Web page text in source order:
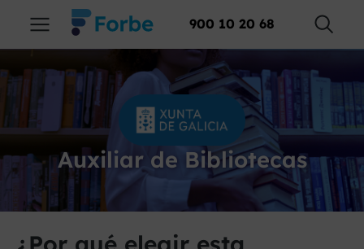
900 10 20 68
Auxiliar de Bibliotecas